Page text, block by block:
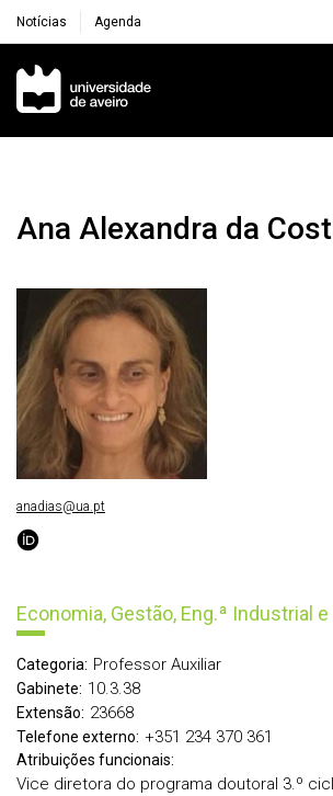
Notícias Agenda
Navegação Principal
Ana Alexandra da
Economia, Gestão, Eng.ª Industrial
Categoria: Professor Auxiliar
Gabinete: 10.3.38
Extensão: 23668
Telefone externo: +351 234 370 361
Atribuições funcionais:
Vice diretora do programa doutoral 3.º
anadias@ua.pt